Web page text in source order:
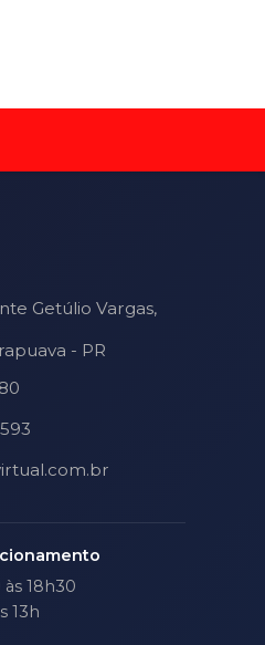
Getúlio Vargas,
- PR
18h30
13h